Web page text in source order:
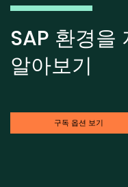
SAP 환경을
알아보기
구독 옵션 보기